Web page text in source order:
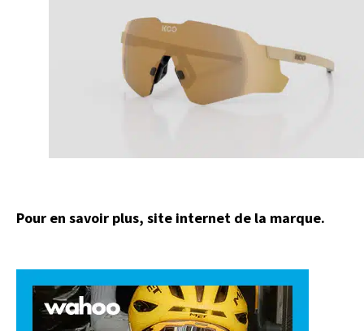
Pour en savoir plus, site internet de la marque.